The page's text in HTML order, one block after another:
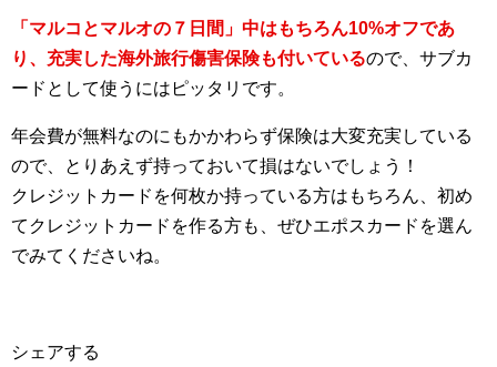
「マルコとマルオの７日間」中はもちろん10%オフであ
り、充実した海外旅行傷害保険も付いているので、サブカ
ードとして使うにはピッタリです。
年会費が無料なのにもかかわらず保険は大変充実している
ので、とりあえず持っておいて損はないでしょう！
クレジットカードを何枚か持っている方はもちろん、初め
てクレジットカードを作る方も、ぜひエポスカードを選ん
でみてくださいね。
シェアする